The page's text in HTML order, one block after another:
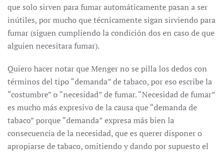
que solo sirven para fumar automáticamente pasan a ser
inútiles, por mucho que técnicamente sigan sirviendo para
fumar (siguen cumpliendo la condición dos en caso de que
alguien necesitara fumar).
Quiero hacer notar que Menger no se pilla los dedos con
términos del tipo “demanda” de tabaco, por eso escribe la
“costumbre” o “necesidad” de fumar. “Necesidad de fumar”
es mucho más expresivo de la causa que “demanda de
tabaco” porque “demanda” expresa más bien la
consecuencia de la necesidad, que es querer disponer o
apropiarse de tabaco, omitiendo y dando por supuesto el